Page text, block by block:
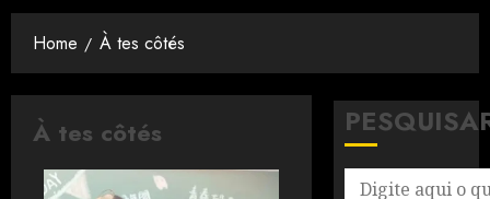
Home À tes côtés
À tes côtés